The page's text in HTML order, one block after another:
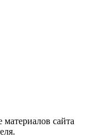
сайта